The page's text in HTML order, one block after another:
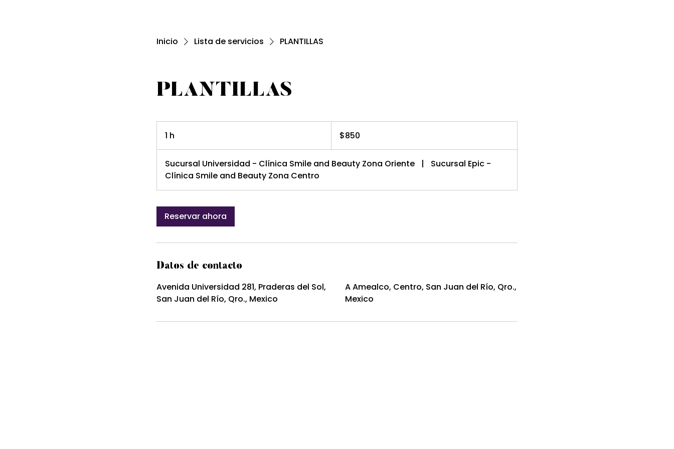
Inicio Lista de servicios PLANTILLAS
PLANTILLAS
1 h
mexicanos
$850
Sucursal Universidad - Clínica Smile and Beauty Zona Oriente |
Sucursal Epic -
Clínica Smile and Beauty Zona Centro
Reservar ahora
Datos de contacto
Avenida Universidad 281, Praderas del Sol,
San Juan del Río, Qro., Mexico
A Amealco, Centro, San Juan del Río, Qro.,
Mexico